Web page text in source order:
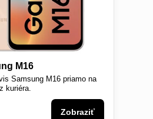
M16
Samsung M16 priamo na
kuriéra.
Zobraziť